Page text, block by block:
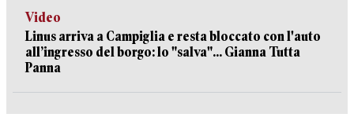
Video
Linus arriva a Campiglia e resta bloccato con l'auto
all’ingresso del borgo: lo "salva"... Gianna Tutta
Panna